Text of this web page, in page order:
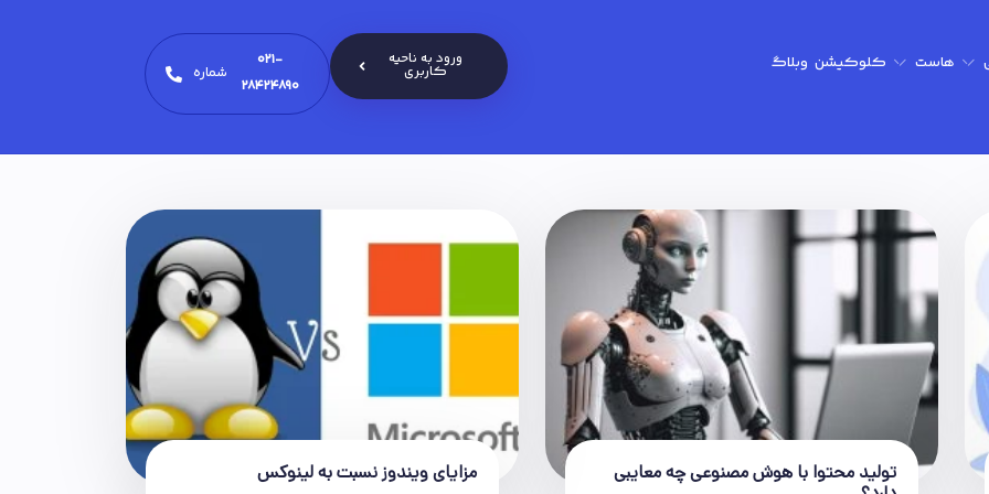
هاست کلوکیشن وبلاگ شماره
021-
28424890
ورود به ناحیه
کاربری
تولید محتوا با هوش مصنوعی چه معایبی
مزایای ویندوز نسبت به لینوکس